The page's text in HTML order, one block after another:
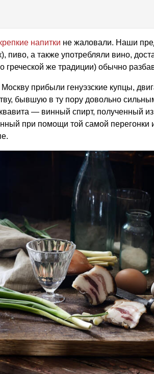
напитки не жаловали. Наши
пиво, а также употребляли вино,
греческой же традиции) обычно
Москву прибыли генуэзские купцы,
бывшую в ту пору довольно
— винный спирт, полученный
при помощи той самой перегонки